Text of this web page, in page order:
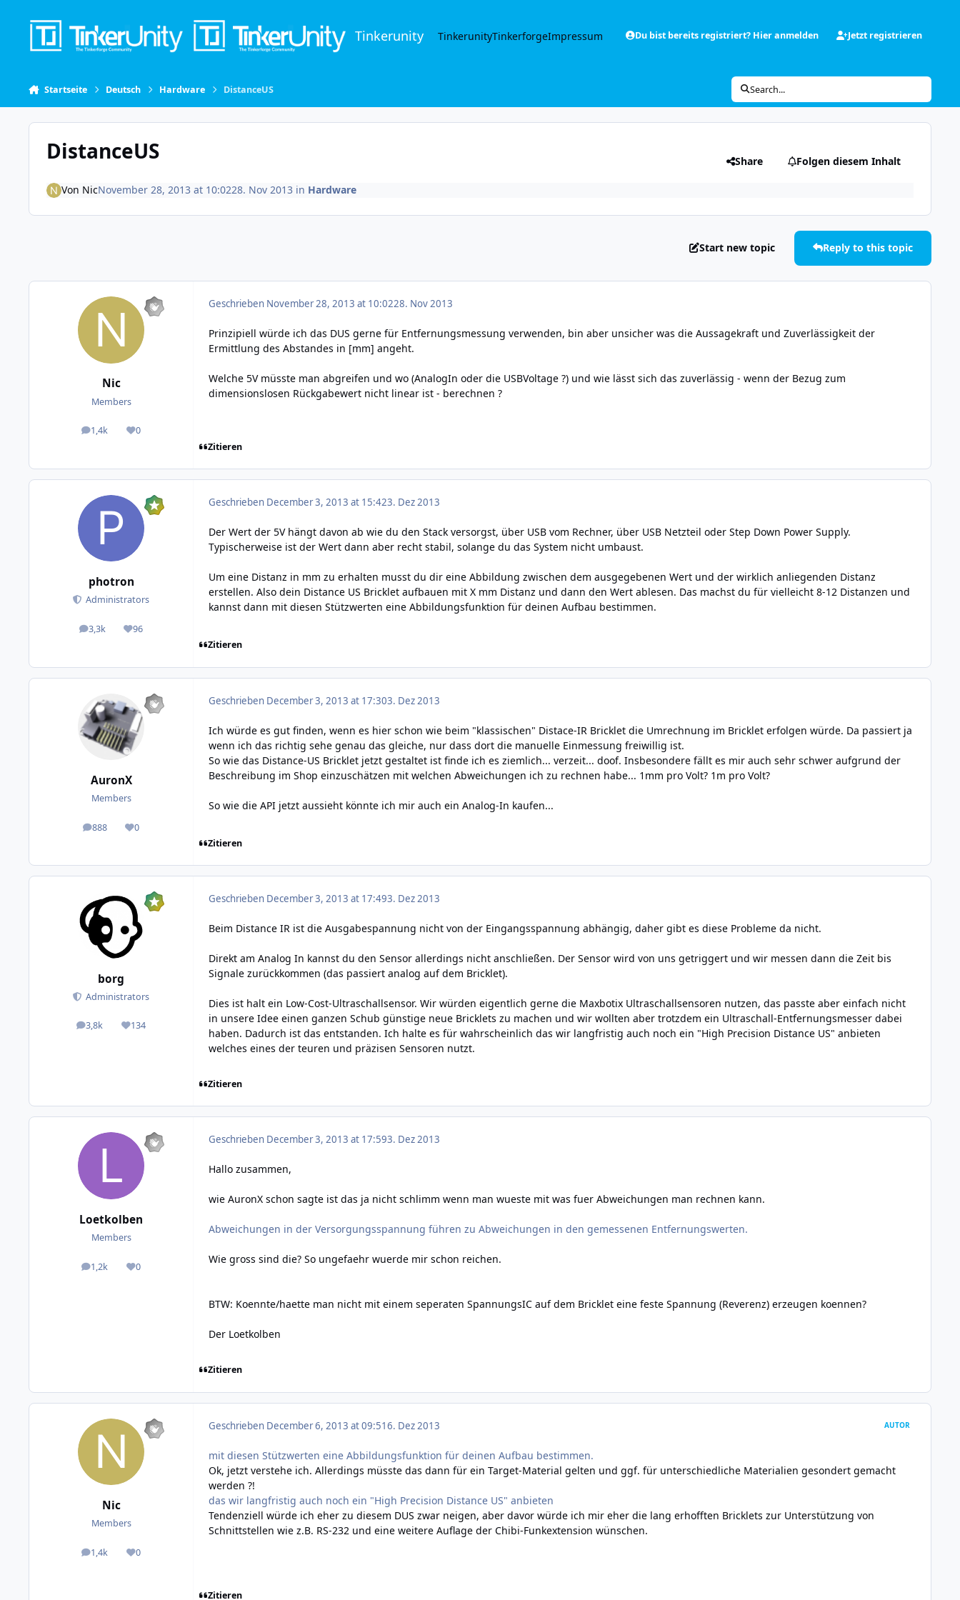
Tinkerunity TinkerunityTinkerforgeImpressum Du bist bereits registriert? Hier anmelden Jetzt registrieren
Startseite Deutsch Hardware DistanceUS Search...
DistanceUS Share Folgen diesem Inhalt
Von NicNovember 28, 2013 at 10:0228. Nov 2013 in Hardware
Start new topic Reply to this topic
Nic
Members
1,4k
posts 0
Reputation
Geschrieben November 28, 2013 at 10:0228. Nov 2013
Prinzipiell würde ich das DUS gerne für Entfernungsmessung verwenden, bin aber unsicher was die Aussagekraft und Zuverlässigkeit der
Ermittlung des Abstandes in [mm] angeht.
Welche 5V müsste man abgreifen und wo (AnalogIn oder die USBVoltage ?) und wie lässt sich das zuverlässig - wenn der Bezug zum
dimensionslosen Rückgabewert nicht linear ist - berechnen ?
Zitieren
photron
Administrators
3,3k
posts 96
Reputation
Geschrieben December 3, 2013 at 15:423. Dez 2013
Der Wert der 5V hängt davon ab wie du den Stack versorgst, über USB vom Rechner, über USB Netzteil oder Step Down Power Supply.
Typischerweise ist der Wert dann aber recht stabil, solange du das System nicht umbaust.
Um eine Distanz in mm zu erhalten musst du dir eine Abbildung zwischen dem ausgegebenen Wert und der wirklich anliegenden Distanz
erstellen. Also dein Distance US Bricklet aufbauen mit X mm Distanz und dann den Wert ablesen. Das machst du für vielleicht 8-12 Distanzen und
kannst dann mit diesen Stützwerten eine Abbildungsfunktion für deinen Aufbau bestimmen.
Zitieren
AuronX
Members
888
posts 0
Reputation
Geschrieben December 3, 2013 at 17:303. Dez 2013
Ich würde es gut finden, wenn es hier schon wie beim "klassischen" Distace-IR Bricklet die Umrechnung im Bricklet erfolgen würde. Da passiert ja
wenn ich das richtig sehe genau das gleiche, nur dass dort die manuelle Einmessung freiwillig ist.
So wie das Distance-US Bricklet jetzt gestaltet ist finde ich es ziemlich... verzeit... doof. Insbesondere fällt es mir auch sehr schwer aufgrund der
Beschreibung im Shop einzuschätzen mit welchen Abweichungen ich zu rechnen habe... 1mm pro Volt? 1m pro Volt?
So wie die API jetzt aussieht könnte ich mir auch ein Analog-In kaufen...
Zitieren
borg
Administrators
3,8k
posts 134
Reputation
Geschrieben December 3, 2013 at 17:493. Dez 2013
Beim Distance IR ist die Ausgabespannung nicht von der Eingangsspannung abhängig, daher gibt es diese Probleme da nicht.
Direkt am Analog In kannst du den Sensor allerdings nicht anschließen. Der Sensor wird von uns getriggert und wir messen dann die Zeit bis
Signale zurückkommen (das passiert analog auf dem Bricklet).
Dies ist halt ein Low-Cost-Ultraschallsensor. Wir würden eigentlich gerne die Maxbotix Ultraschallsensoren nutzen, das passte aber einfach nicht
in unsere Idee einen ganzen Schub günstige neue Bricklets zu machen und wir wollten aber trotzdem ein Ultraschall-Entfernungsmesser dabei
haben. Dadurch ist das entstanden. Ich halte es für wahrscheinlich das wir langfristig auch noch ein "High Precision Distance US" anbieten
welches eines der teuren und präzisen Sensoren nutzt.
Zitieren
Loetkolben
Members
1,2k
posts 0
Reputation
Geschrieben December 3, 2013 at 17:593. Dez 2013
Hallo zusammen,
wie AuronX schon sagte ist das ja nicht schlimm wenn man wueste mit was fuer Abweichungen man rechnen kann.
Abweichungen in der Versorgungsspannung führen zu Abweichungen in den gemessenen Entfernungswerten.
Wie gross sind die? So ungefaehr wuerde mir schon reichen.
BTW: Koennte/haette man nicht mit einem seperaten SpannungsIC auf dem Bricklet eine feste Spannung (Reverenz) erzeugen koennen?
Der Loetkolben
Zitieren
Nic
Members
1,4k
posts 0
Reputation
Geschrieben December 6, 2013 at 09:516. Dez 2013 AUTOR
mit diesen Stützwerten eine Abbildungsfunktion für deinen Aufbau bestimmen.
Ok, jetzt verstehe ich. Allerdings müsste das dann für ein Target-Material gelten und ggf. für unterschiedliche Materialien gesondert gemacht
werden ?!
das wir langfristig auch noch ein "High Precision Distance US" anbieten
Tendenziell würde ich eher zu diesem DUS zwar neigen, aber davor würde ich mir eher die lang erhofften Bricklets zur Unterstützung von
Schnittstellen wie z.B. RS-232 und eine weitere Auflage der Chibi-Funkextension wünschen.
Zitieren